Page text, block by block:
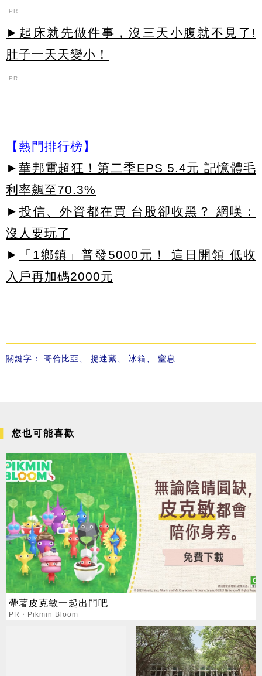
PR
►起床就先做件事，沒三天小腹就不見了!
肚子一天天變小！
PR
【熱門排行榜】
► 華邦電超狂！第二季EPS 5.4元 記憶體毛
利率飆至70.3%
► 投信、外資都在買 台股卻收黑？ 網嘆：
沒人要玩了
►
「1鄉鎮」普發5000元！ 這日開領 低收
入戶再加碼2000元
關鍵字： 哥倫比亞 捉迷藏 冰箱 窒息
您也可能喜歡
帶著皮克敏一起出門吧
PR・Pikmin Bloom